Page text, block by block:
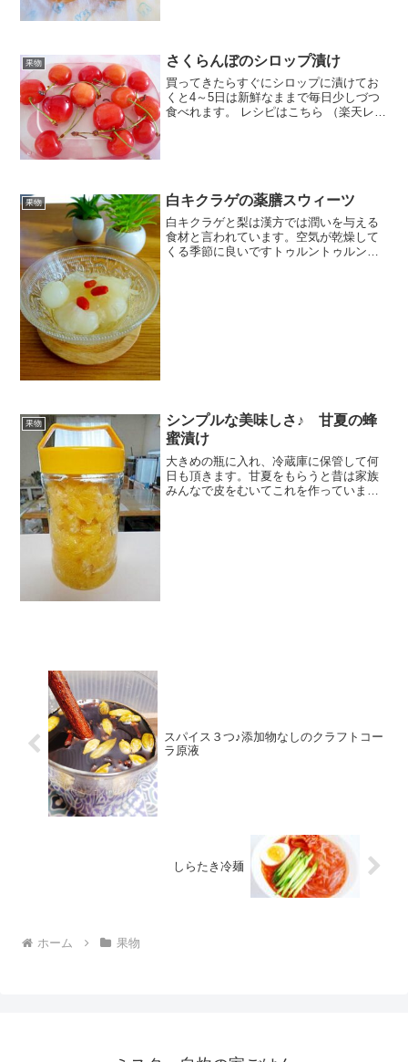
果物 さくらんぼのシロップ漬け
買ってきたらすぐにシロップに漬けてお
くと4～5日は新鮮なままで毎日少しづつ
食べれます。 レシピはこちら （楽天レシ
果物 白キクラゲの薬膳スウィーツ
白キクラゲと梨は漢方では潤いを与える
食材と言われています。空気が乾燥して
くる季節に良いですトゥルントゥルンの
果物
シンプルな美味しさ♪ 甘夏の蜂
蜜漬け
大きめの瓶に入れ、冷蔵庫に保管して何
日も頂きます。甘夏をもらうと昔は家族
みんなで皮をむいてこれを作っていまし
スパイス３つ♪添加物なしのクラフトコー
ラ原液
しらたき冷麺
ホーム 果物